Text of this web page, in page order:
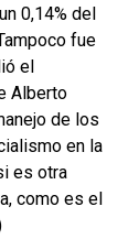
0,14% del
fue
el
Alberto
de los
en la
es otra
como es el